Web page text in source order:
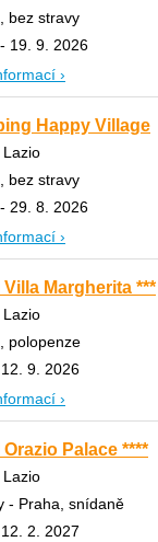
bez stravy
19. 9. 2026
›
Happy Village
Lazio
bez stravy
29. 8. 2026
›
Villa Margherita ***
Lazio
polopenze
9. 2026
›
Orazio Palace ****
Lazio
- Praha, snídaně
2. 2027